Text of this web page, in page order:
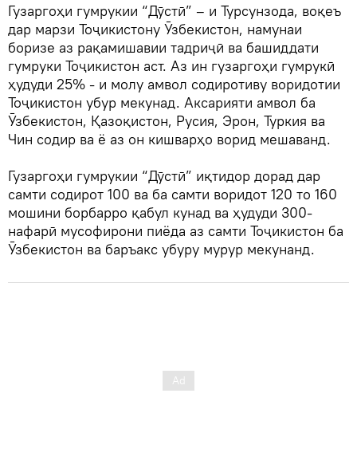
Гузаргоҳи гумрукии “Дӯстӣ” – и Турсунзода, воқеъ
дар марзи Тоҷикистону Ӯзбекистон, намунаи
боризе аз рақамишавии тадриҷӣ ва башиддати
гумруки Тоҷикистон аст. Аз ин гузаргоҳи гумрукӣ
ҳудуди 25% - и молу амвол содиротиву воридотии
Тоҷикистон убур мекунад. Аксарияти амвол ба
Ӯзбекистон, Қазоқистон, Русия, Эрон, Туркия ва
Чин содир ва ё аз он кишварҳо ворид мешаванд.
Гузаргоҳи гумрукии “Дӯстӣ” иқтидор дорад дар
самти содирот 100 ва ба самти воридот 120 то 160
мошини борбарро қабул кунад ва ҳудуди 300-
нафарӣ мусофирони пиёда аз самти Тоҷикистон ба
Ӯзбекистон ва баръакс убуру мурур мекунанд.